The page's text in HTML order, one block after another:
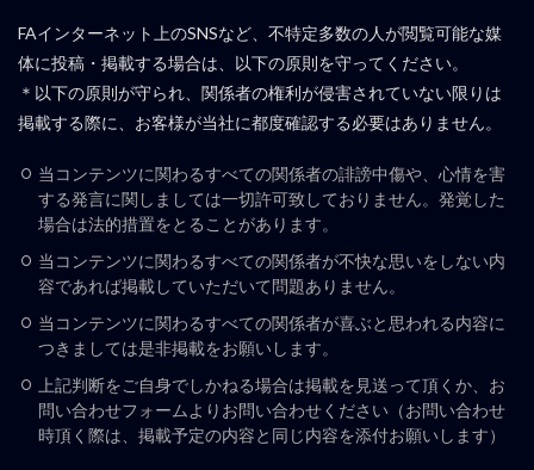
FAインターネット上のSNSなど、不特定多数の人が閲覧可能な媒
体に投稿・掲載する場合は、以下の原則を守ってください。
＊以下の原則が守られ、関係者の権利が侵害されていない限りは
掲載する際に、お客様が当社に都度確認する必要はありません。
当コンテンツに関わるすべての関係者の誹謗中傷や、心情を害
する発言に関しましては一切許可致しておりません。発覚した
場合は法的措置をとることがあります。
当コンテンツに関わるすべての関係者が不快な思いをしない内
容であれば掲載していただいて問題ありません。
当コンテンツに関わるすべての関係者が喜ぶと思われる内容に
つきましては是非掲載をお願いします。
上記判断をご自身でしかねる場合は掲載を見送って頂くか、お
問い合わせフォームよりお問い合わせください（お問い合わせ
時頂く際は、掲載予定の内容と同じ内容を添付お願いします）